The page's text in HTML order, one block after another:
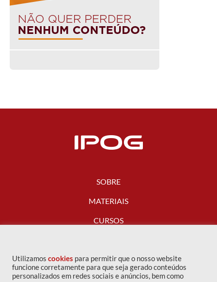
SOBRE
MATERIAIS
CURSOS
FALE CONOSCO
Utilizamos cookies para permitir que o nosso website
funcione corretamente para que seja gerado conteúdos
personalizados em redes sociais e anúncios, bem como